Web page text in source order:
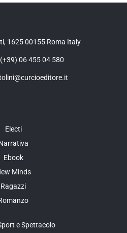
1625 00155 Roma Italy
06 455 04 580
Electi
Ebook
Minds
Ragazzi
e Spettacolo